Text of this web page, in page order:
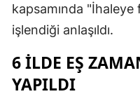
kapsamında "İhaleye
işlendiği anlaşıldı.
6 ILDE EŞ
YAPILDI